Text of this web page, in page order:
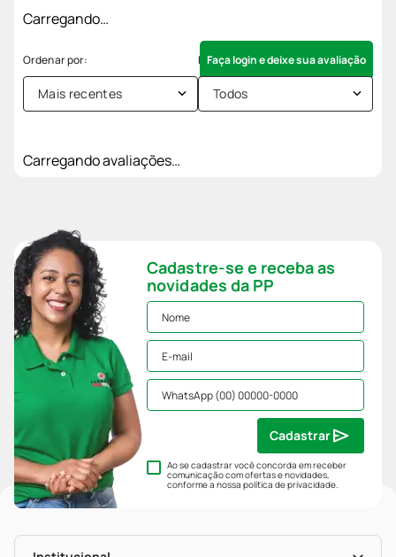
Carregando…
Faça login e deixe sua avaliação
Mais recentes Todos
Carregando avaliações…
Cadastre-se e receba as
novidades da PP
Ao se cadastrar você concorda em receber
comunicação com ofertas e novidades,
conforme a nossapolítica de privacidade.
Cadastrar